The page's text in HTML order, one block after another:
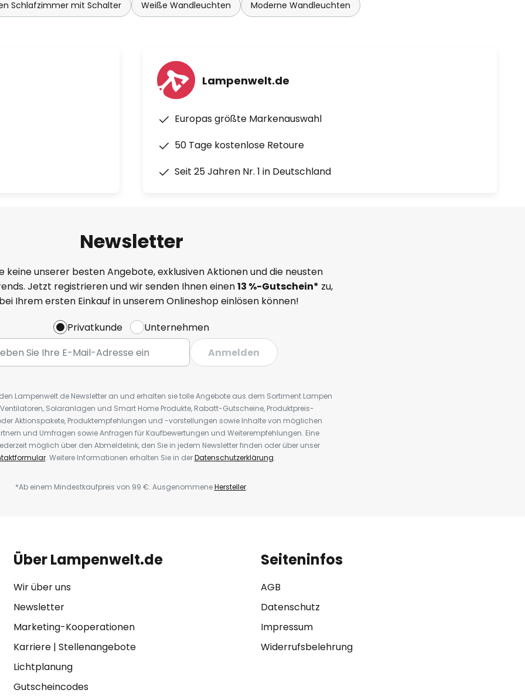
Schlafzimmer mit Schalter Weiße Wandleuchten Moderne Wandleuchten
Lampenwelt.de
Europas größte Markenauswahl
50 Tage kostenlose Retoure
Seit 25 Jahren Nr. 1 in Deutschland
Newsletter
keine unserer besten Angebote, exklusiven Aktionen und die neusten
Jetzt registrieren und wir senden Ihnen einen13 %-Gutschein* zu,
Ihrem ersten Einkauf in unserem Onlineshop einlösen können!
Privatkunde
Unternehmen
Anmelden
Lampenwelt.de Newsletter an und erhalten sie tolle Angebote aus dem Sortiment Lampen
Solaranlagen und Smart Home Produkte, Rabatt-Gutscheine, Produktpreis-
Aktionspakete, Produktempfehlungen und -vorstellungen sowie Inhalte von möglichen
und Umfragen sowie Anfragen für Kaufbewertungen und Weiterempfehlungen. Eine
möglich über den Abmeldelink, den Sie in jedem Newsletter finden oder über unser
. Weitere Informationen erhalten Sie in derDatenschutzerklärung.
*Ab einem Mindestkaufpreis von 99 €. AusgenommeneHersteller.
Über Lampenwelt.de
Wir über uns
Newsletter
Marketing-Kooperationen
Karriere| Stellenangebote
Lichtplanung
Gutscheincodes
Seiteninfos
AGB
Datenschutz
Impressum
Widerrufsbelehrung